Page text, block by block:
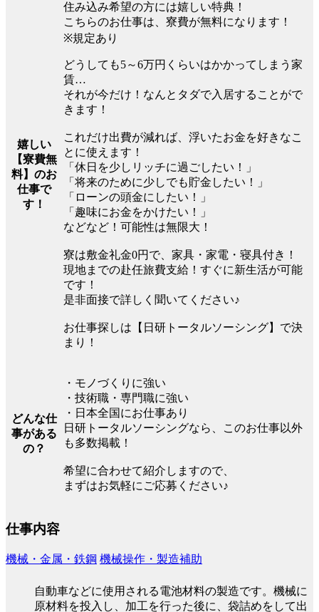
嬉しい
【寮費無
料】のお
仕事で
す！
住み込み希望の方には嬉しい特典！
こちらのお仕事は、寮費が無料になります！
※規定あり
どうしても5～6万円くらいはかかってしまう家
賃…
それが今だけ！なんとタダで入居することがで
きます！
これだけ出費が減れば、浮いたお金を好きなこ
とに使えます！
「休日を少しリッチに過ごしたい！」
「将来のために少しでも貯金したい！」
「ローンの頭金にしたい！」
「趣味にお金をかけたい！」
などなど！可能性は無限大！
寮は敷金礼金0円で、家具・家電・寝具付き！
現地までの赴任旅費支給！すぐに新生活が可能
です！
是非面接で詳しく聞いてください♪
お仕事探しは【日研トータルソーシング】で決
まり！
どんな仕
事がある
の？
・モノづくりに強い
・技術職・専門職に強い
・日本全国にお仕事あり
日研トータルソーシングなら、このお仕事以外
も多数掲載！
希望に合わせて紹介しますので、
まずはお気軽にご応募ください♪
仕事内容
機械・金属・鉄鋼 機械操作・製造補助
自動車などに使用される電池材料の製造です。機械に
原材料を投入し、加工を行った後に、袋詰めをして出